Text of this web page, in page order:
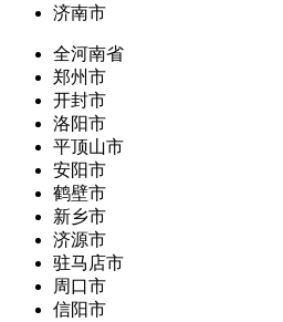
济南市
全河南省
郑州市
开封市
洛阳市
平顶山市
安阳市
鹤壁市
新乡市
济源市
驻马店市
周口市
信阳市